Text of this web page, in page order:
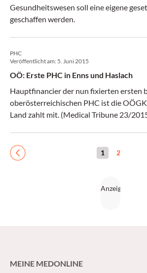
"Drohgebärden der Ärztekammer"
Gesundheitswesen soll eine eigene
geschaffen werden.
PHC
Veröffentlicht am: 5. Juni 2015
OÖ: Erste PHC in Enns und Haslach
Hauptfinancier der nun fixierten ersten
oberösterreichischen PHC ist die
Land zahlt mit. (Medical Tribune 23/
Previous 1 2
MEINE MEDONLINE